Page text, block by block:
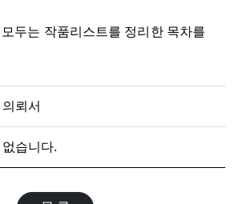
두는 작품리스트를 정리한 목차를
뢰서
습니다.